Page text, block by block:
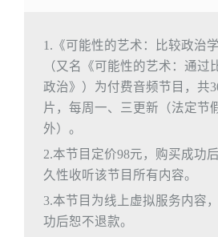
1.《可能性的艺术：比较政治学
（又名《可能性的艺术：通过
政治》）为付费音频节目，共
片，每周一、三更新（法定节
外）。
2.本节目定价98元，购买成功
久性收听该节目所有内容。
3.本节目为线上虚拟服务内容
功后恕不退款。